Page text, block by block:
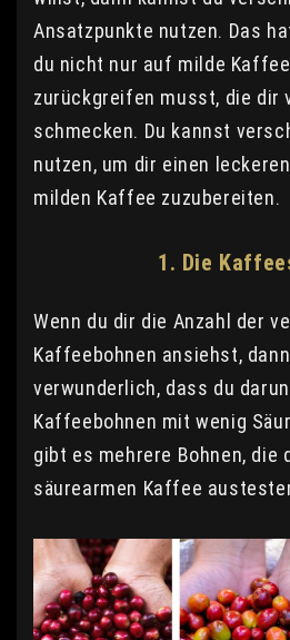
Ansatzpunkte nutzen. Das
du nicht nur auf milde
zurückgreifen musst, die dir
schmecken. Du kannst
nutzen, um dir einen
milden Kaffee zuzubereiten.
1. Die
Wenn du dir die Anzahl der
Kaffeebohnen ansiehst,
verwunderlich, dass du
Kaffeebohnen mit wenig
gibt es mehrere Bohnen, die
säurearmen Kaffee